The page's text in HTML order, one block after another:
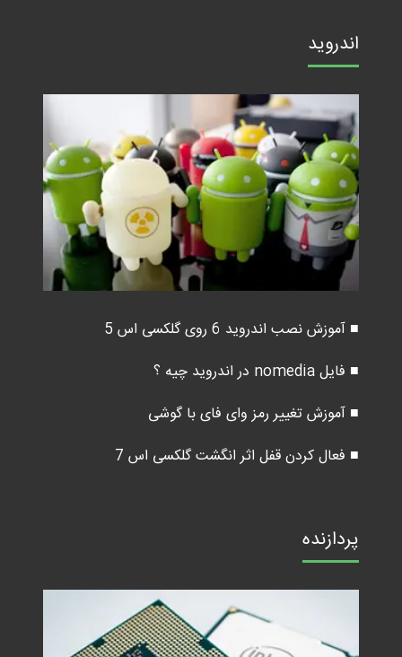
اندروید
■ آموزش نصب اندروید 6 روی گلکسی اس 5
■ فایل nomedia در اندروید چیه ؟
■ آموزش تغییر رمز وای فای با گوشی
■ فعال کردن قفل اثر انگشت گلکسی اس 7
پردازنده